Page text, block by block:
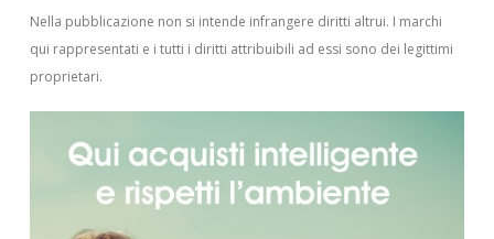
Nella pubblicazione non si intende infrangere diritti altrui. I marchi
qui rappresentati e i tutti i diritti attribuibili ad essi sono dei legittimi
proprietari.